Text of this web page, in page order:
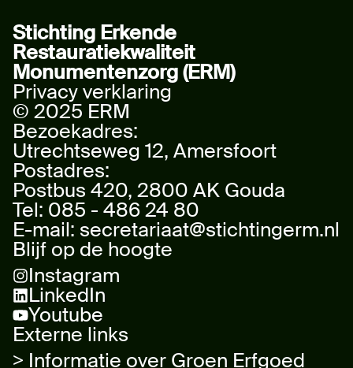
Stichting Erkende
Restauratiekwaliteit
Monumentenzorg (ERM)
Privacy verklaring
© 2025 ERM
Bezoekadres:
Utrechtseweg 12, Amersfoort
Postadres:
Postbus 420, 2800 AK Gouda
Tel: 085 - 486 24 80
E-mail: secretariaat@stichtingerm.nl
Blijf op de hoogte
Instagram
LinkedIn
Youtube
Externe links
> Informatie over Groen Erfgoed